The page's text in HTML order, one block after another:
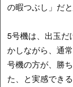
の暇つぶし」だと
5号機は、出玉だ
かしながら、通
号機の方が、勝
た、と実感でき